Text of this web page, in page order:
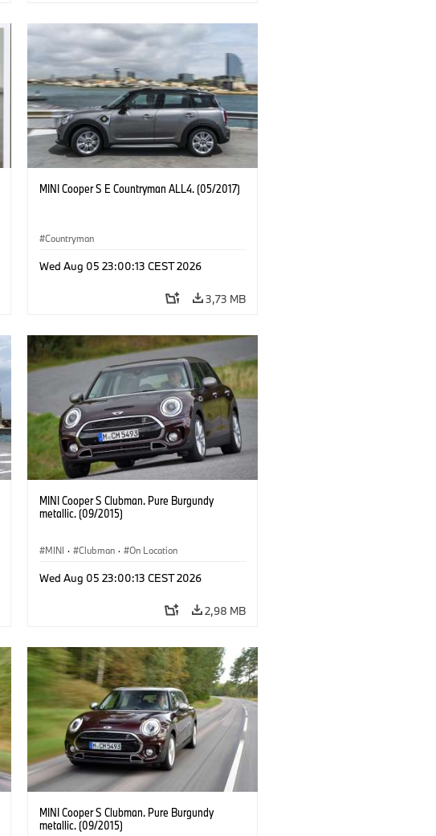
MINI Cooper S E Countryman ALL4. (05/2017)
Countryman
Wed Aug 05 23:00:13 CEST 2026
3,73 MB
MINI Cooper S Clubman. Pure Burgundy
metallic. (09/2015)
MINI · Clubman · On Location
Wed Aug 05 23:00:13 CEST 2026
2,98 MB
MINI Cooper S Clubman. Pure Burgundy
metallic. (09/2015)